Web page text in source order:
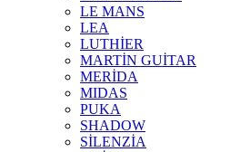
LE MANS
LEA
LUTHİER
MARTİN GUİTAR
MERİDA
MIDAS
PUKA
SHADOW
SİLENZİA